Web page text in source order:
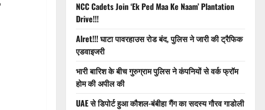
NCC Cadets Join ‘Ek Ped Maa Ke Naam’ Plantation
Drive!!!
Alret!!! घाटा पावरहाउस रोड बंद, पुलिस ने जारी की ट्रैफिक
एडवाइजरी
भारी बारिश के बीच गुरुग्राम पुलिस ने कंपनियों से वर्क फ्रॉम
होम की अपील की
UAE से डिपोर्ट हुआ कौशल-बंबीहा गैंग का सदस्य गौरव गाडोली